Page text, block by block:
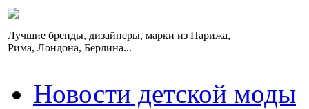
Лучшие бренды, дизайнеры, марки из Парижа,
Рима, Лондона, Берлина...
Новости детской моды